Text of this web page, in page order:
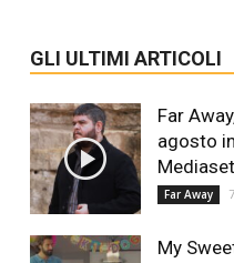
GLI ULTIMI ARTICOLI
Far
agosto
Mediaset
Far Away
My